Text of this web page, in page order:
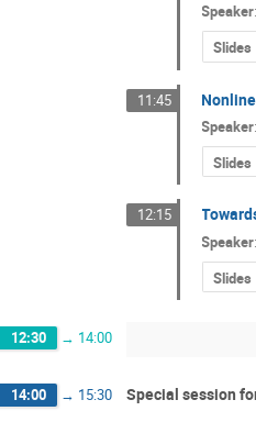
Speaker:
Slides
11:45
Speaker:
Slides
12:15
Speaker:
Slides
12:30 → 14:00
14:00 → 15:30 Special session